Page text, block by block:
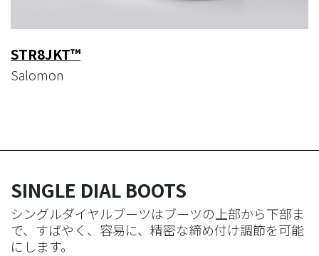
STR8JKT™
Salomon
SINGLE DIAL BOOTS​​​​​​
シングルダイヤルブーツはブーツの上部から下部ま
で、すばやく、容易に、精密な締め付け調節を可能
にします。